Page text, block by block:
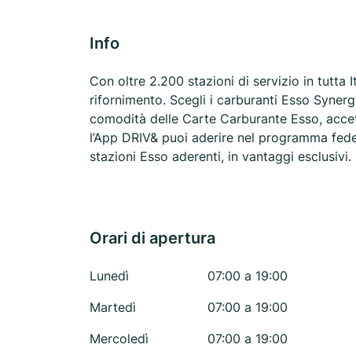
Info
Con oltre 2.200 stazioni di servizio in tutta
rifornimento. Scegli i carburanti Esso
comodità delle Carte Carburante Esso,
l’App DRIV& puoi aderire nel programma
stazioni Esso aderenti, in vantaggi esclusivi.
Orari di apertura
Lunedì
07:00 a 19:00
Martedì
07:00 a 19:00
Mercoledì
07:00 a 19:00